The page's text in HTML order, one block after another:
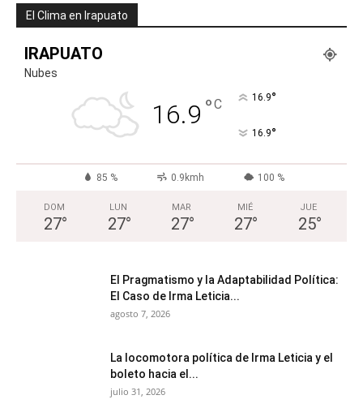
El Clima en Irapuato
IRAPUATO
Nubes
16.9 °C 16.9°
16.9°
85 % 0.9kmh 100 %
DOM
27°
LUN
27°
MAR
27°
MIÉ
27°
JUE
25°
El Pragmatismo y la Adaptabilidad Política:
El Caso de Irma Leticia...
agosto 7, 2026
La locomotora política de Irma Leticia y el
boleto hacia el...
julio 31, 2026